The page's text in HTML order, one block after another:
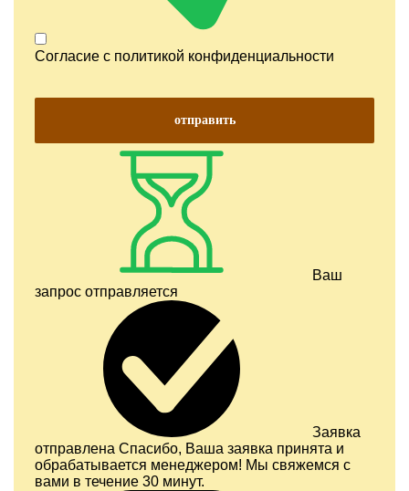
Согласие с политикой конфиденциальности
отправить
Ваш
запрос отправляется
Заявка
отправлена Спасибо, Ваша заявка принята и
обрабатывается менеджером! Мы свяжемся с
вами в течение 30 минут.